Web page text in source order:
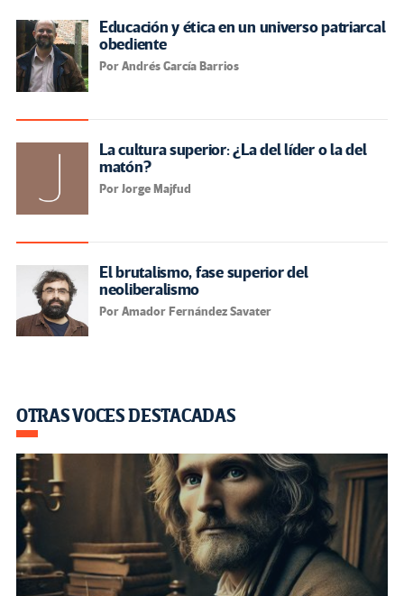
Educación y ética en un universo patriarcal
obediente
Por Andrés García Barrios
La cultura superior: ¿La del líder o la del
matón?
Por Jorge Majfud
El brutalismo, fase superior del
neoliberalismo
Por Amador Fernández Savater
OTRAS VOCES DESTACADAS